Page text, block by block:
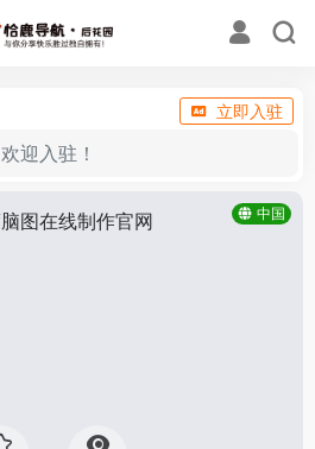
立即入驻
欢迎入驻！
中国